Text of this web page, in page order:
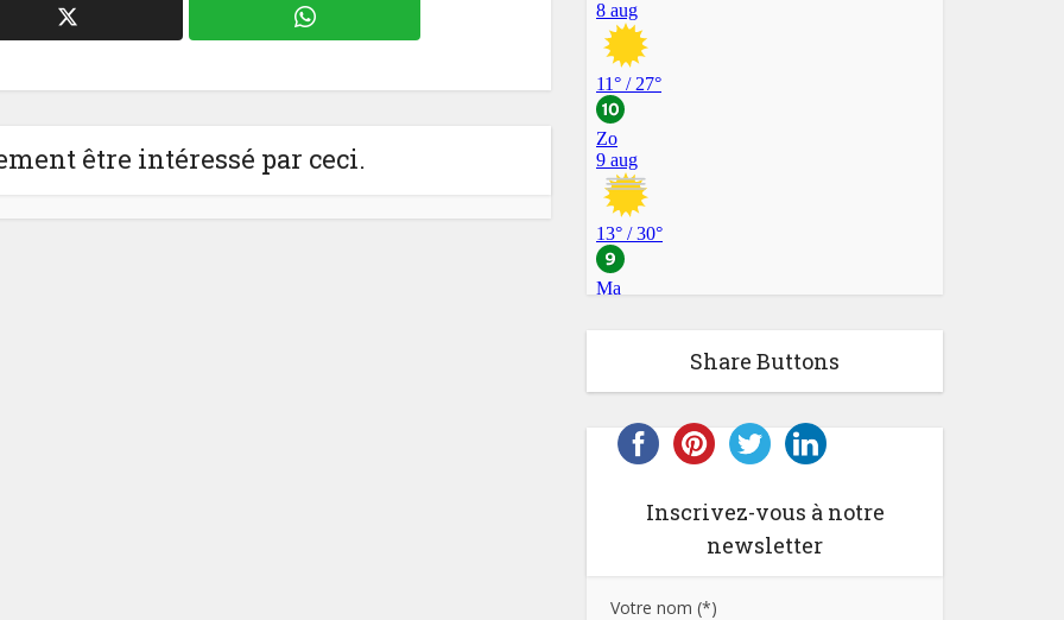
être intéressé par ceci.
Share Buttons
Inscrivez-vous à notre
newsletter
Votre nom (*)